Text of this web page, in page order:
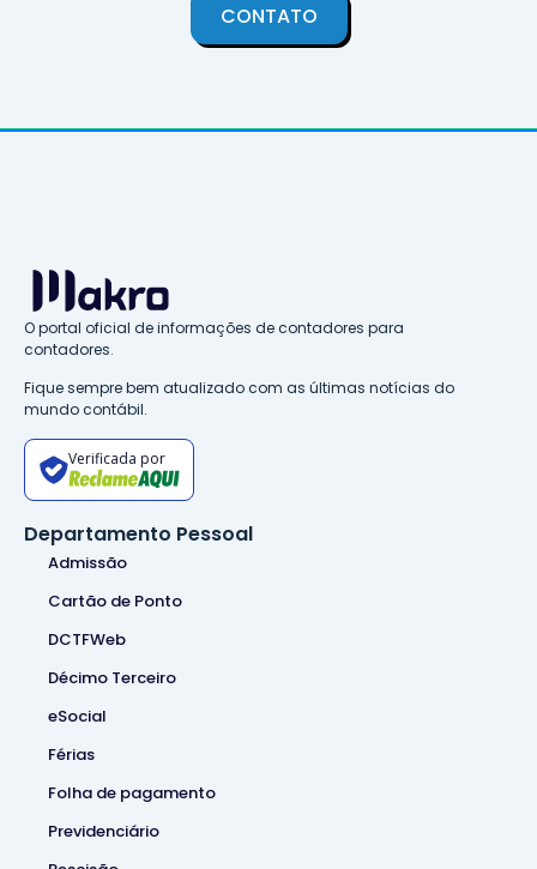
CONTATO
O portal oficial de informações de contadores para
contadores.
Fique sempre bem atualizado com as últimas notícias do
mundo contábil.
Verificada por
Departamento Pessoal
Admissão
Cartão de Ponto
DCTFWeb
Décimo Terceiro
eSocial
Férias
Folha de pagamento
Previdenciário